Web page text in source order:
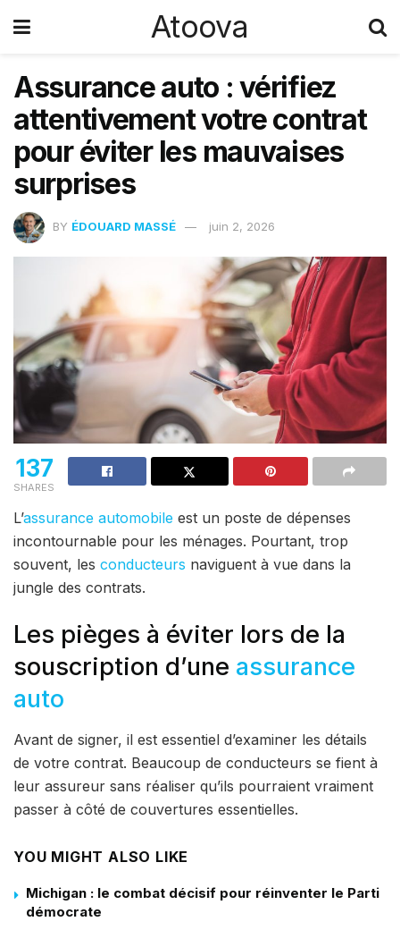
Atoova
Assurance auto : vérifiez
attentivement votre contrat
pour éviter les mauvaises
surprises
BY ÉDOUARD MASSÉ juin 2, 2026
137
SHARES
L’assurance automobile est un poste de dépenses
incontournable pour les ménages. Pourtant, trop
souvent, les conducteurs naviguent à vue dans la
jungle des contrats.
Les pièges à éviter lors de la
souscription d’une assurance
auto
Avant de signer, il est essentiel d’examiner les détails
de votre contrat. Beaucoup de conducteurs se fient à
leur assureur sans réaliser qu’ils pourraient vraiment
passer à côté de couvertures essentielles.
YOU MIGHT ALSO LIKE
Michigan : le combat décisif pour réinventer le Parti
démocrate